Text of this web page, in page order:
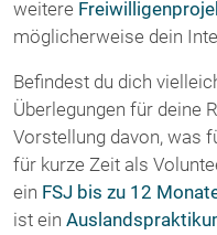
weitere
möglicherweise dein
Befindest du dich
Überlegungen für deine
Vorstellung davon, was
für kurze Zeit als
ein FSJ bis zu 12
ist ein